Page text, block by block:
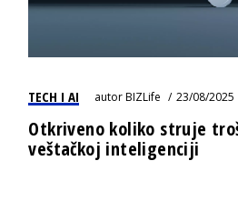
TECH I AI autorBIZLife 23/08/
Otkriveno koliko struje
veštačkoj inteligenciji